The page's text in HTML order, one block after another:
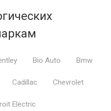
Bio Auto Bmw
Cadillac Chevrolet
Electric